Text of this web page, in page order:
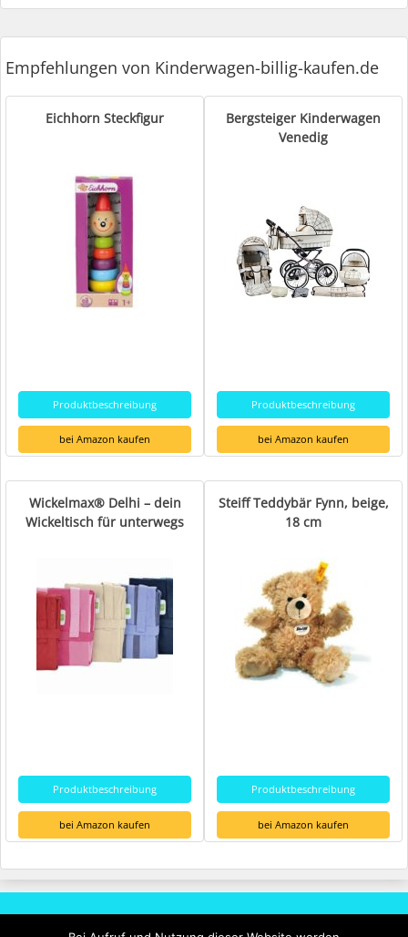
Empfehlungen von Kinderwagen-billig-kaufen.de
Eichhorn Steckfigur
Produktbeschreibung
bei Amazon kaufen
Bergsteiger Kinderwagen
Venedig
Produktbeschreibung
bei Amazon kaufen
Wickelmax® Delhi – dein
Wickeltisch für unterwegs
Produktbeschreibung
bei Amazon kaufen
Steiff Teddybär Fynn, beige,
18 cm
Produktbeschreibung
bei Amazon kaufen